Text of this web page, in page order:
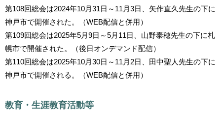
第108回総会は2024年10月31日～11月3日、矢作直久先生の下に
神戸市で開催された。（WEB配信と併用）
第109回総会は2025年5月9日～5月11日、山野泰穂先生の下に札
幌市で開催された。（後日オンデマンド配信）
第110回総会は2025年10月30日～11月2日、田中聖人先生の下に
神戸市で開催される。（WEB配信と併用）
教育・生涯教育活動等